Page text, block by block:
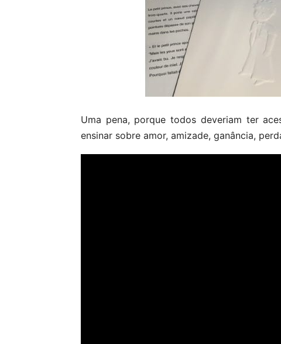
Uma pena, porque todos deveriam ter
ensinar sobre amor, amizade, ganância,